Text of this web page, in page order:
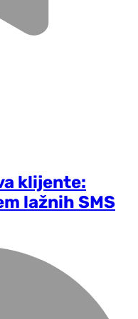
klijente:
lažnih SMS